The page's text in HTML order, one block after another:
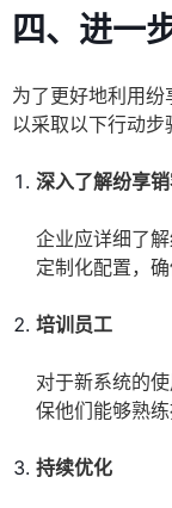
四、进一
为了更好地利用
以采取以下行动步
深入了解纷享
企业应详细了
定制化配置，确
培训员工
对于新系统的
保他们能够熟
持续优化